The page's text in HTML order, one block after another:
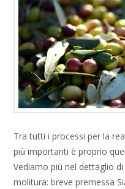
Tra tutti i processi per la
più importanti è proprio
Vediamo più nel dettaglio
molitura: breve premessa